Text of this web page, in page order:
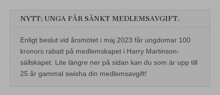
NYTT: UNGA FÅR SÄNKT MEDLEMSAVGIFT.
Enligt beslut vid årsmötet i maj 2023 får ungdomar 100
kronors rabatt på medlemskapet i Harry Martinson-
sällskapet. Lite längre ner på sidan kan du som är upp till
25 år gammal swisha din medlemsavgift!